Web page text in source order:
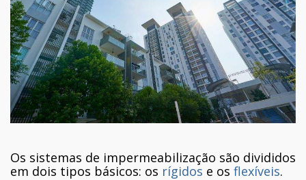
Os sistemas de impermeabilização são divididos
em dois tipos básicos: os rígidos e os flexíveis.